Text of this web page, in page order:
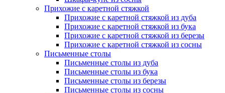
Прихожие с каретной стяжкой
Прихожие с каретной стяжкой из дуба
Прихожие с каретной стяжкой из бука
Прихожие с каретной стяжкой из березы
Прихожие с каретной стяжкой из сосны
Письменные столы
Письменные столы из дуба
Письменные столы из бука
Письменные столы из березы
Письменные столы из сосны